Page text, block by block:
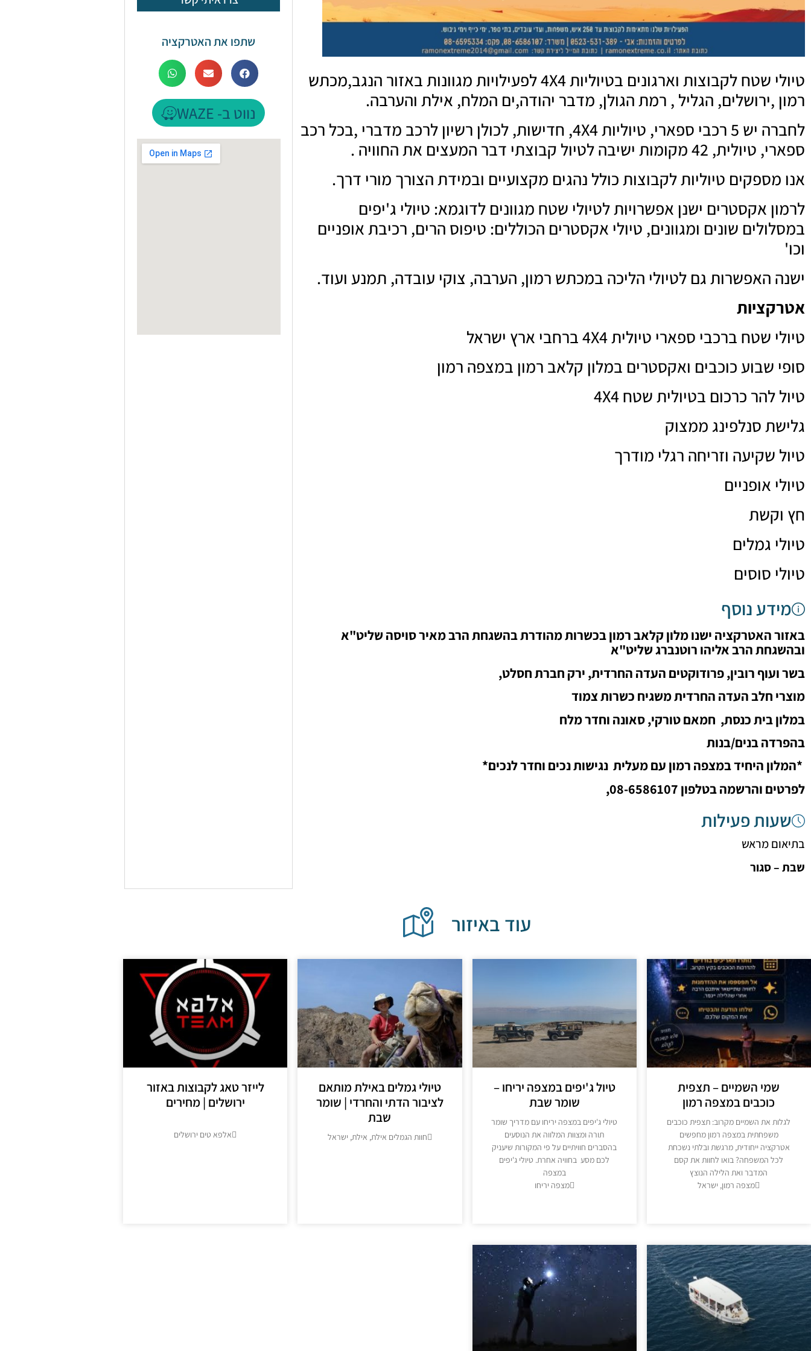
טיולי שטח לקבוצות וארגונים בטיוליות 4X4 לפעילויות מגוונות באזור הנגב,מכתש
רמון ,ירושלים, הגליל , רמת הגולן, מדבר יהודה,ים המלח, אילת והערבה.
לחברה יש 5 רכבי ספארי, טיוליות 4X4, חדישות, לכולן רשיון לרכב מדברי ,בכל רכב
ספארי, טיולית, 42 מקומות ישיבה לטיול קבוצתי דבר המעצים את החוויה .
אנו מספקים טיוליות לקבוצות כולל נהגים מקצועיים ובמידת הצורך מורי דרך.
לרמון אקסטרים ישנן אפשרויות לטיולי שטח מגוונים לדוגמא: טיולי ג'יפים
במסלולים שונים ומגוונים, טיולי אקסטרים הכוללים: טיפוס הרים, רכיבת אופניים
וכו'
ישנה האפשרות גם לטיולי הליכה במכתש רמון, הערבה, צוקי עובדה, תמנע ועוד.
אטרקציות
טיולי שטח ברכבי ספארי טיולית 4X4 ברחבי ארץ ישראל
סופי שבוע כוכבים ואקסטרים במלון קלאב רמון במצפה רמון
טיול להר כרכום בטיולית שטח 4X4
גלישת סנלפינג ממצוק
טיול שקיעה וזריחה רגלי מודרך
טיולי אופניים
חץ וקשת
טיולי גמלים
טיולי סוסים
מידע נוסף
באזור האטרקציה ישנו מלון קלאב רמון בכשרות מהודרת בהשגחת הרב מאיר סויסה שליט"א
ובהשגחת הרב אליהו רוטנברג שליט"א
בשר ועוף רובין, פרודוקטים העדה החרדית, ירק חברת חסלט,
מוצרי חלב העדה החרדית משגיח כשרות צמוד
במלון בית כנסת, חמאם טורקי, סאונה וחדר מלח
בהפרדה בנים/בנות
*המלון היחיד במצפה רמון עם מעלית נגישות נכים וחדר לנכים*
לפרטים והרשמה בטלפון 08-6586107,
שעות פעילות
בתיאום מראש
שבת – סגור
שתפו את האטרקציה
נווט ב- WAZE
עוד באיזור
שמי השמיים – תצפית
כוכבים במצפה רמון
לגלות את השמיים מקרוב: תצפית כוכבים
משפחתית במצפה רמון ​מחפשים
אטרקציה ייחודית, מרגשת ובלתי נשכחת
לכל המשפחה? בואו לחוות את קסם
המדבר ואת הלילה הנוצץ
מצפה רמון, ישראל
טיול ג'יפים במצפה יריחו –
שומר שבת
טיולי ג'יפים במצפה יריחו עם מדריך שומר
תורה ומצוות המלווה את הנוסעים
בהסברים חוויתיים על פי המקורות שיעניק
לכם מסע בחוויה אחרת. טיולי ג'יפים
במצפה
מצפה יריחו
טיולי גמלים באילת מותאם
לציבור הדתי והחרדי | שומר
שבת
חוות הגמלים אילת, אילת, ישראל
לייזר טאג לקבוצות באזור
ירושלים | מחירים
אלפא טים ירושלים